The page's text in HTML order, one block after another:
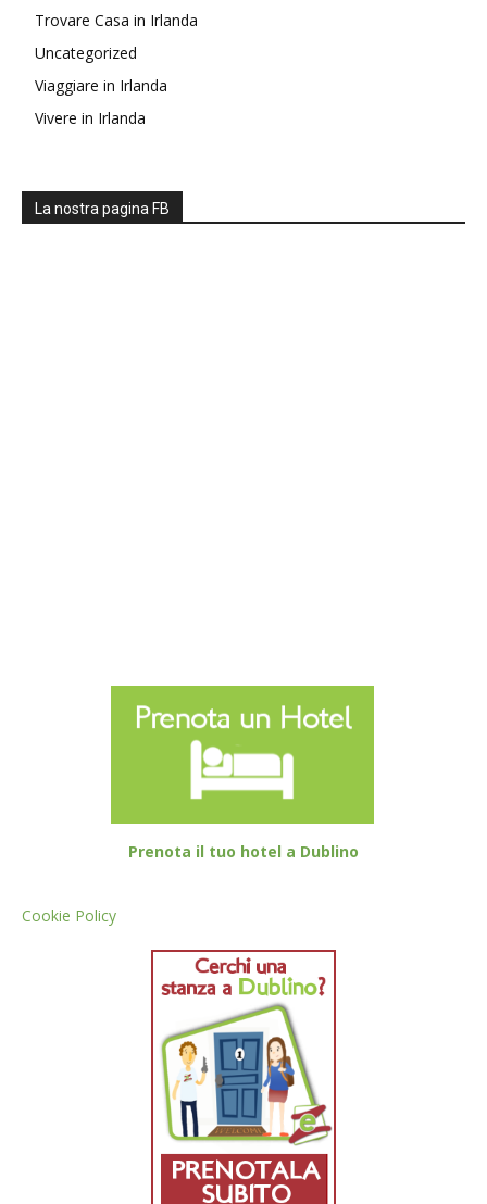
Trovare Casa in Irlanda
Uncategorized
Viaggiare in Irlanda
Vivere in Irlanda
La nostra pagina FB
Prenota il tuo hotel a Dublino
Cookie Policy